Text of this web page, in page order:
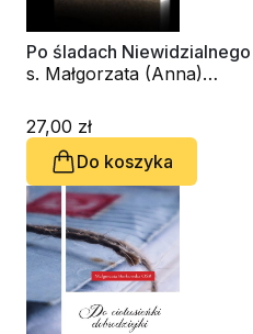
Po śladach Niewidzialnego
s. Małgorzata (Anna)
27,00 zł
Do koszyka